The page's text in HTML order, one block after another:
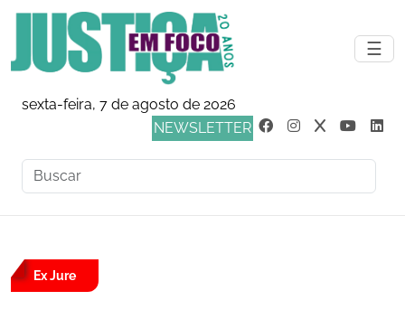
☰
sexta-feira, 7 de agosto de 2026
NEWSLETTER
Ex Jure